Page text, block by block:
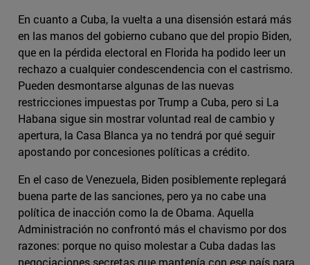
En cuanto a Cuba, la vuelta a una disensión estará más
en las manos del gobierno cubano que del propio Biden,
que en la pérdida electoral en Florida ha podido leer un
rechazo a cualquier condescendencia con el castrismo.
Pueden desmontarse algunas de las nuevas
restricciones impuestas por Trump a Cuba, pero si La
Habana sigue sin mostrar voluntad real de cambio y
apertura, la Casa Blanca ya no tendrá por qué seguir
apostando por concesiones políticas a crédito.
En el caso de Venezuela, Biden posiblemente replegará
buena parte de las sanciones, pero ya no cabe una
política de inacción como la de Obama. Aquella
Administración no confrontó más el chavismo por dos
razones: porque no quiso molestar a Cuba dadas las
negociaciones secretas que mantenía con ese país para